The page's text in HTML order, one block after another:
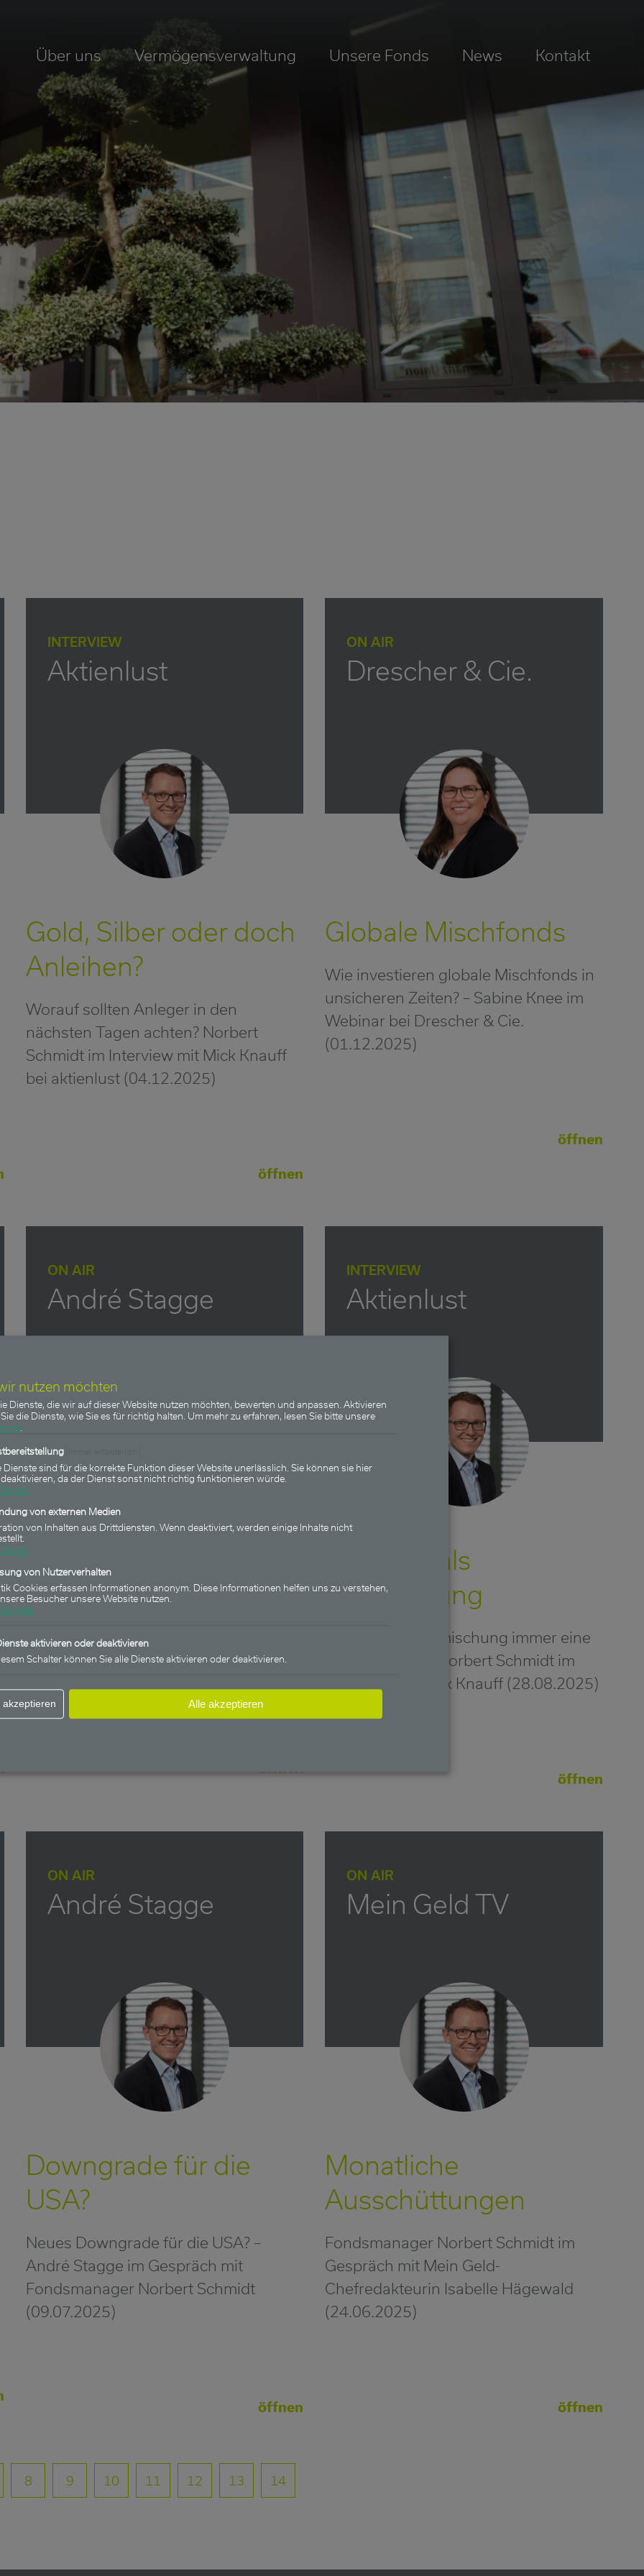
Über uns Vermögensverwaltung Unsere Fonds News Kontakt
INTERVIEW
Aktienlust
Gold, Silber oder doch
Anleihen?
Worauf sollten Anleger in den
nächsten Tagen achten? Norbert
Schmidt im Interview mit Mick Knauff
bei aktienlust (04.12.2025)
öffnen
ON AIR
Drescher & Cie.
Globale Mischfonds
Wie investieren globale Mischfonds in
unsicheren Zeiten? – Sabine Knee im
Webinar bei Drescher & Cie.
(01.12.2025)
öffnen
ON AIR
André Stagge
Zinswende live
Was Fed und EZB jetzt wirklich
mit Fondsmanager Norbert Schmidt
öffnen
INTERVIEW
Aktienlust
Anleihen als
Beimischung
Anleihen als Beimischung immer eine
gute Idee!, sagt Norbert Schmidt im
Interview mit Mick Knauff (28.08.2025)
öffnen
ON AIR
André Stagge
Downgrade für die
USA?
Neues Downgrade für die USA? –
André Stagge im Gespräch mit
Fondsmanager Norbert Schmidt
(09.07.2025)
öffnen
ON AIR
Mein Geld TV
Monatliche
Ausschüttungen
Fondsmanager Norbert Schmidt im
Gespräch mit Mein Geld-
Chefredakteurin Isabelle Hägewald
(24.06.2025)
öffnen
8 9 10 11 12 13 14
nutzen möchten
Dienste, die wir auf dieser Website nutzen möchten, bewerten und anpassen. Aktivieren
die Dienste, wie Sie es für richtig halten. Um mehr zu erfahren, lesen Sie bitte unsere
.
Dienste sind für die korrekte Funktion dieser Website unerlässlich. Sie können sie hier
da der Dienst sonst nicht richtig funktionieren würde.
von externen Medien
von Inhalten aus Drittdiensten. Wenn deaktiviert, werden einige Inhalte nicht
von Nutzerverhalten
Cookies erfassen Informationen anonym. Diese Informationen helfen uns zu verstehen,
Besucher unsere Website nutzen.
aktivieren oder deaktivieren
Schalter können Sie alle Dienste aktivieren oder deaktivieren.
Alle akzeptieren